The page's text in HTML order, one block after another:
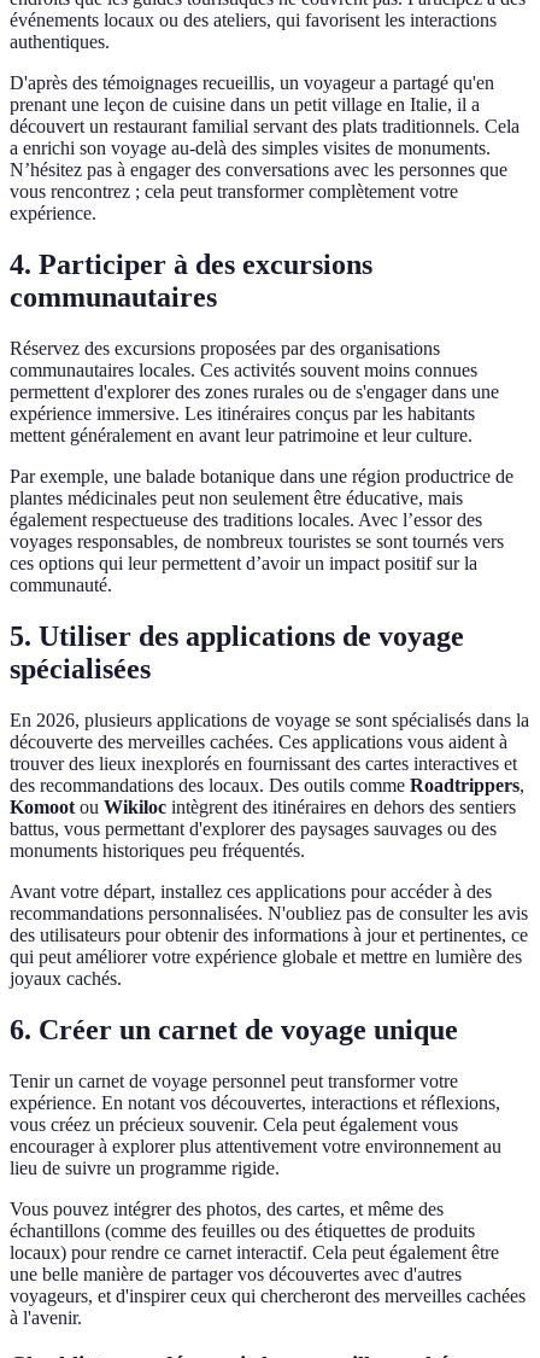
événements locaux ou des ateliers, qui favorisent les interactions
authentiques.
D'après des témoignages recueillis, un voyageur a partagé qu'en
prenant une leçon de cuisine dans un petit village en Italie, il a
découvert un restaurant familial servant des plats traditionnels. Cela
a enrichi son voyage au-delà des simples visites de monuments.
N’hésitez pas à engager des conversations avec les personnes que
vous rencontrez ; cela peut transformer complètement votre
expérience.
4. Participer à des excursions
communautaires
Réservez des excursions proposées par des organisations
communautaires locales. Ces activités souvent moins connues
permettent d'explorer des zones rurales ou de s'engager dans une
expérience immersive. Les itinéraires conçus par les habitants
mettent généralement en avant leur patrimoine et leur culture.
Par exemple, une balade botanique dans une région productrice de
plantes médicinales peut non seulement être éducative, mais
également respectueuse des traditions locales. Avec l’essor des
voyages responsables, de nombreux touristes se sont tournés vers
ces options qui leur permettent d’avoir un impact positif sur la
communauté.
5. Utiliser des applications de voyage
spécialisées
En 2026, plusieurs applications de voyage se sont spécialisés dans la
découverte des merveilles cachées. Ces applications vous aident à
trouver des lieux inexplorés en fournissant des cartes interactives et
des recommandations des locaux. Des outils comme Roadtrippers,
Komoot ou Wikiloc intègrent des itinéraires en dehors des sentiers
battus, vous permettant d'explorer des paysages sauvages ou des
monuments historiques peu fréquentés.
Avant votre départ, installez ces applications pour accéder à des
recommandations personnalisées. N'oubliez pas de consulter les avis
des utilisateurs pour obtenir des informations à jour et pertinentes, ce
qui peut améliorer votre expérience globale et mettre en lumière des
joyaux cachés.
6. Créer un carnet de voyage unique
Tenir un carnet de voyage personnel peut transformer votre
expérience. En notant vos découvertes, interactions et réflexions,
vous créez un précieux souvenir. Cela peut également vous
encourager à explorer plus attentivement votre environnement au
lieu de suivre un programme rigide.
Vous pouvez intégrer des photos, des cartes, et même des
échantillons (comme des feuilles ou des étiquettes de produits
locaux) pour rendre ce carnet interactif. Cela peut également être
une belle manière de partager vos découvertes avec d'autres
voyageurs, et d'inspirer ceux qui chercheront des merveilles cachées
à l'avenir.